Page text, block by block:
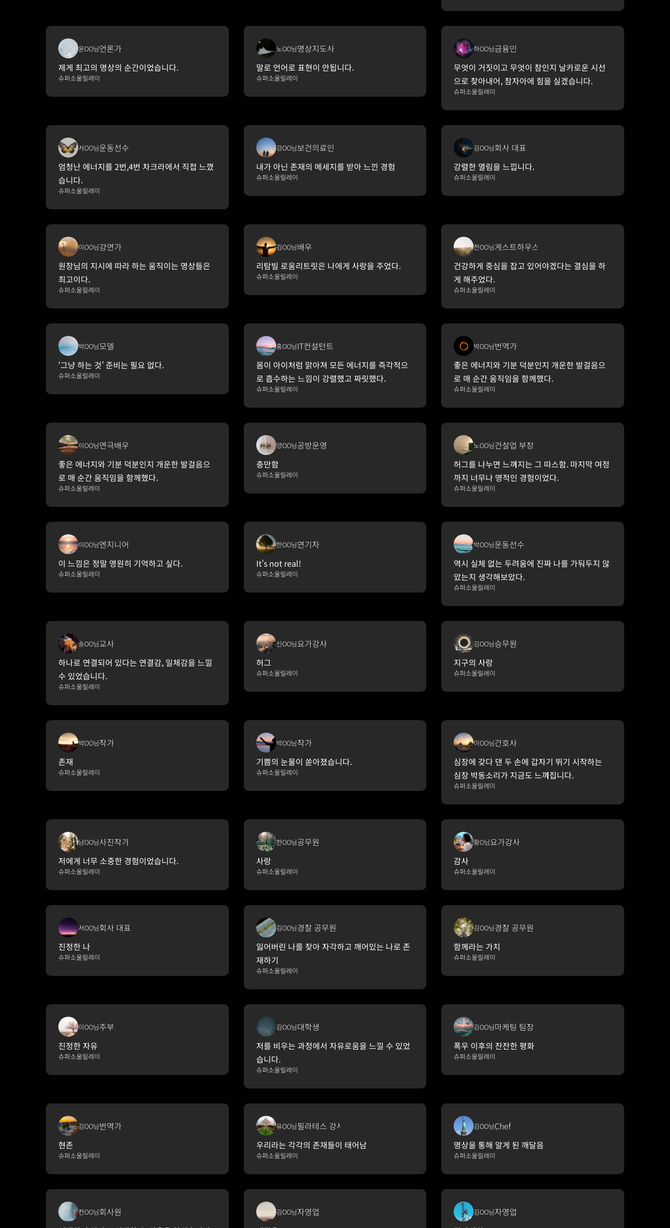
윤OO님언론가
제게 최고의 명상의 순간이었습니다.
슈퍼소울릴레이
노OO님명상지도사
말로 언어로 표현이 안됩니다.
슈퍼소울릴레이
하OO님금융인
무엇이 거짓이고 무엇이 참인지 날카로운 시선
으로 찾아내어, 참자아에 힘을 실겠습니다.
슈퍼소울릴레이
서OO님운동선수
엄청난 에너지를 2번,4번 차크라에서 직접 느꼈
습니다.
슈퍼소울릴레이
강OO님보건의료인
내가 아닌 존재의 메세지를 받아 느낀 경험
슈퍼소울릴레이
김OO님회사 대표
강렬한 열림을 느낍니다.
슈퍼소울릴레이
이OO님강연가
원장님의 지시에 따라 하는 움직이는 명상들은
최고이다.
슈퍼소울릴레이
김OO님배우
리탐빌 로움리트릿은 나에게 사랑을 주었다.
슈퍼소울릴레이
전OO님게스트하우스 운영
건강하게 중심을 잡고 있어야겠다는 결심을 하
게 해주었다.
슈퍼소울릴레이
박OO님모델
‘그냥 하는 것’ 준비는 필요 없다.
슈퍼소울릴레이
홍OO님IT컨설턴트
몸이 아이처럼 맑아져 모든 에너지를 즉각적으
로 흡수하는 느낌이 강렬했고 짜릿했다.
슈퍼소울릴레이
박OO님번역가
좋은 에너지와 기분 덕분인지 개운한 발걸음으
로 매 순간 움직임을 함께했다.
슈퍼소울릴레이
이OO님연극배우
좋은 에너지와 기분 덕분인지 개운한 발걸음으
로 매 순간 움직임을 함께했다.
슈퍼소울릴레이
양OO님공방운영
충만함
슈퍼소울릴레이
노OO님건설업 부장
허그를 나누면 느껴지는 그 따스함. 마지막 여정
까지 너무나 영적인 경험이었다.
슈퍼소울릴레이
이OO님엔지니어
이 느낌은 정말 영원히 기억하고 싶다.
슈퍼소울릴레이
한OO님연기자
It's not real!
슈퍼소울릴레이
박OO님운동선수
역시 실체 없는 두려움에 진짜 나를 가둬두지 않
았는지 생각해보았다.
슈퍼소울릴레이
송OO님교사
하나로 연결되어 있다는 연결감, 일체감을 느낄
수 있었습니다.
슈퍼소울릴레이
신OO님요가강사
허그
슈퍼소울릴레이
김OO님승무원
지구의 사랑
슈퍼소울릴레이
박OO님작가
존재
슈퍼소울릴레이
박OO님작가
기쁨의 눈물이 쏟아졌습니다.
슈퍼소울릴레이
이OO님간호사
심장에 갖다 댄 두 손에 갑자기 뛰기 시작하는
심장 박동소리가 지금도 느껴집니다.
슈퍼소울릴레이
남OO님사진작가
저에게 너무 소중한 경험이었습니다.
슈퍼소울릴레이
한OO님공무원
사랑
슈퍼소울릴레이
황O님요가강사
감사
슈퍼소울릴레이
서OO님회사 대표
진정한 나
슈퍼소울릴레이
김OO님경찰 공무원
잃어버린 나를 찾아 자각하고 깨어있는 나로 존
재하기
슈퍼소울릴레이
김OO님경찰 공무원
함께라는 가치
슈퍼소울릴레이
이OO님주부
진정한 자유
슈퍼소울릴레이
김OO님대학생
저를 비우는 과정에서 자유로움을 느낄 수 있었
습니다.
슈퍼소울릴레이
김OO님마케팅 팀장
폭우 이후의 잔잔한 평화
슈퍼소울릴레이
김OO님번역가
현존
슈퍼소울릴레이
유OO님필라테스 강사
우리라는 각각의 존재들이 태어남
슈퍼소울릴레이
김OO님Chef
명상을 통해 알게 된 깨달음
슈퍼소울릴레이
전OO님회사원
김OO님자영업
김OO님자영업